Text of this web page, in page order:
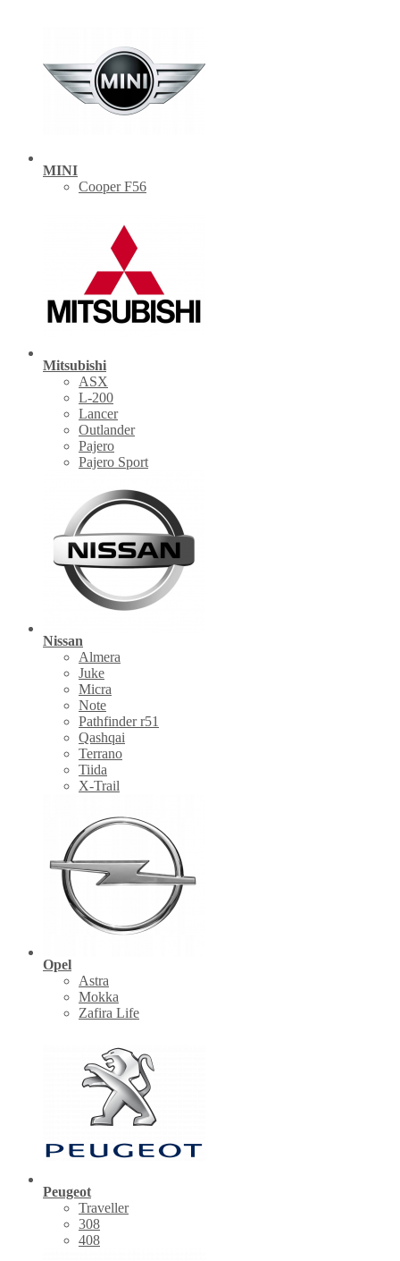
MINI
Cooper F56
Mitsubishi
ASX
L-200
Lancer
Outlander
Pajero
Pajero Sport
Nissan
Almera
Juke
Micra
Note
Pathfinder r51
Qashqai
Terrano
Tiida
X-Trail
Opel
Astra
Mokka
Zafira Life
Peugeot
Traveller
308
408